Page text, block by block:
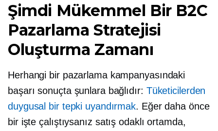
Şimdi Mükemmel Bir B2C
Pazarlama Stratejisi
Oluşturma Zamanı
Herhangi bir pazarlama kampanyasındaki
başarı sonuçta şunlara bağlıdır: Tüketicilerden
duygusal bir tepki uyandırmak. Eğer daha önce
bir işte çalıştıysanız satış odaklı ortamda,